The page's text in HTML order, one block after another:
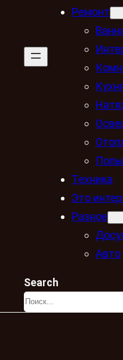
Ремонт
Полы
Техника
Это
Разное
Авто
Search